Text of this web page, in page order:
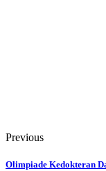
Previous
Olimpiade Kedokteran